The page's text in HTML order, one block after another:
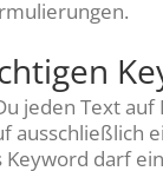
jeden Text auf
ausschließlich
Keyword darf